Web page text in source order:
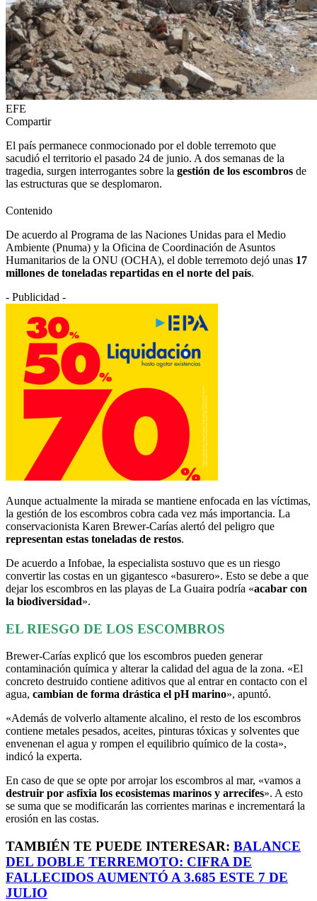
EFE
Compartir
El país permanece conmocionado por el doble terremoto que
sacudió el territorio el pasado 24 de junio. A dos semanas de la
tragedia, surgen interrogantes sobre la gestión de los escombros de
las estructuras que se desplomaron.
Contenido
De acuerdo al Programa de las Naciones Unidas para el Medio
Ambiente (Pnuma) y la Oficina de Coordinación de Asuntos
Humanitarios de la ONU (OCHA), el doble terremoto dejó unas 17
millones de toneladas repartidas en el norte del país.
- Publicidad -
Aunque actualmente la mirada se mantiene enfocada en las víctimas,
la gestión de los escombros cobra cada vez más importancia. La
conservacionista Karen Brewer-Carías alertó del peligro que
representan estas toneladas de restos.
De acuerdo a Infobae, la especialista sostuvo que es un riesgo
convertir las costas en un gigantesco «basurero». Esto se debe a que
dejar los escombros en las playas de La Guaira podría «acabar con
la biodiversidad».
EL RIESGO DE LOS ESCOMBROS
Brewer-Carías explicó que los escombros pueden generar
contaminación química y alterar la calidad del agua de la zona. «El
concreto destruido contiene aditivos que al entrar en contacto con el
agua, cambian de forma drástica el pH marino», apuntó.
«Además de volverlo altamente alcalino, el resto de los escombros
contiene metales pesados, aceites, pinturas tóxicas y solventes que
envenenan el agua y rompen el equilibrio químico de la costa»,
indicó la experta.
En caso de que se opte por arrojar los escombros al mar, «vamos a
destruir por asfixia los ecosistemas marinos y arrecifes». A esto
se suma que se modificarán las corrientes marinas e incrementará la
erosión en las costas.
TAMBIÉN TE PUEDE INTERESAR: BALANCE
DEL DOBLE TERREMOTO: CIFRA DE
FALLECIDOS AUMENTÓ A 3.685 ESTE 7 DE
JULIO